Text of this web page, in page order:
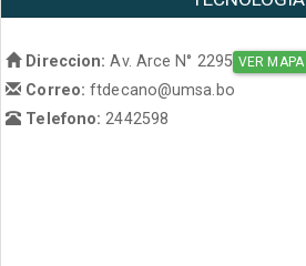
Direccion: Av. Arce N° 2295 VER MAPA
Correo:ftdecano@umsa.bo
Telefono: 2442598